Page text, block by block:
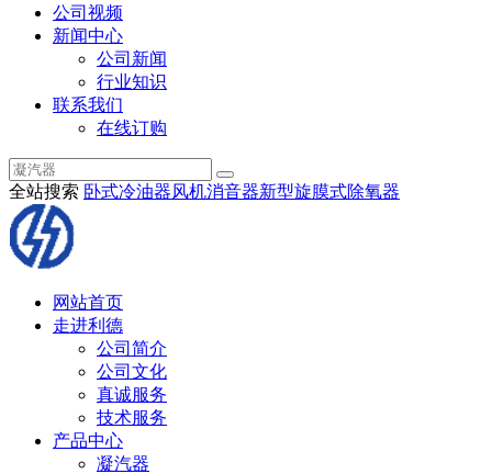
公司视频
新闻中心
公司新闻
行业知识
联系我们
在线订购
全站搜索 卧式冷油器风机消音器新型旋膜式除氧器
网站首页
走进利德
公司简介
公司文化
真诚服务
技术服务
产品中心
凝汽器